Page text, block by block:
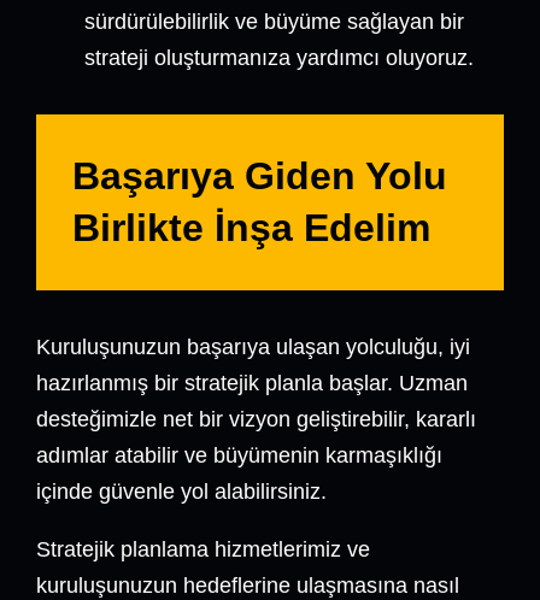
sürdürülebilirlik ve büyüme sağlayan bir
strateji oluşturmanıza yardımcı oluyoruz.
Başarıya Giden Yolu
Birlikte İnşa Edelim
Kuruluşunuzun başarıya ulaşan yolculuğu, iyi
hazırlanmış bir stratejik planla başlar. Uzman
desteğimizle net bir vizyon geliştirebilir, kararlı
adımlar atabilir ve büyümenin karmaşıklığı
içinde güvenle yol alabilirsiniz.
Stratejik planlama hizmetlerimiz ve
kuruluşunuzun hedeflerine ulaşmasına nasıl